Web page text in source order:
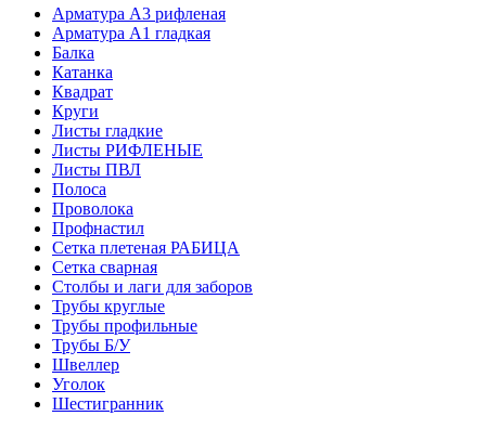
Арматура А3 рифленая
Арматура А1 гладкая
Балка
Катанка
Квадрат
Круги
Листы гладкие
Листы РИФЛЕНЫЕ
Листы ПВЛ
Полоса
Проволока
Профнастил
Сетка плетеная РАБИЦА
Сетка сварная
Столбы и лаги для заборов
Трубы круглые
Трубы профильные
Трубы Б/У
Швеллер
Уголок
Шестигранник